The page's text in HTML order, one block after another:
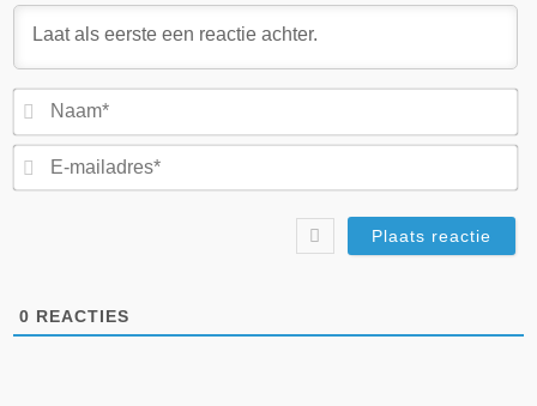
E-
0 REACTIES